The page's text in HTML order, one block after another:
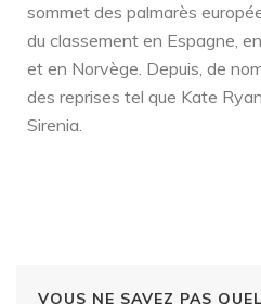
sommet des palmarès
du classement en Espagne,
et en Norvège. Depuis, de
des reprises tel que Kate
Sirenia.
VOUS NE SAVEZ PAS